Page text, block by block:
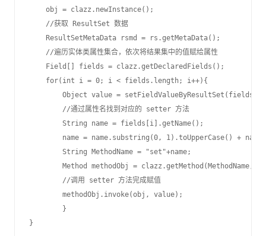
    obj = clazz.newInstance();
    //获取 ResultSet 数据
    ResultSetMetaData rsmd = rs.getMetaData();
    //遍历实体类属性集合，依次将结果集中的值赋给属性
    Field[] fields = clazz.getDeclaredFields();
    for(int i = 0; i < fields.length; i++){
Object value =
        //通过属性名找到对应的 setter 方法
        String name = fields[i].getName();
name = name.substring(0, 1).toUpperCase() +
        String MethodName = "set"+name;
Method methodObj =
        //调用 setter 方法完成赋值
        methodObj.invoke(obj, value);
        }